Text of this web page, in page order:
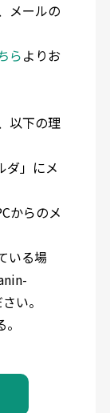
メールの
らよりお
以下の理
ダ」にメ
からのメ
いる場
い。